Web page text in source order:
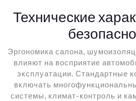
Технические
Эргономика салона,
влияют на восприятие
эксплуатации. Стандартные
включать
системы, климат-контроль и